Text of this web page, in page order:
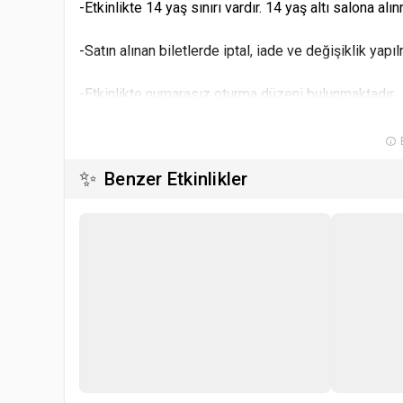
-Etkinlikte 14 yaş sınırı vardır. 14 yaş altı salona
-Satın alınan biletlerde iptal, iade ve değişiklik
-Etkinlikte numarasız oturma düzeni bulunmaktadır.
-Aynı isim ve mail adresi üzerinden satın alınan
-Oyunun başlamasının ardından salona seyirci
✨ Benzer Etkinlikler